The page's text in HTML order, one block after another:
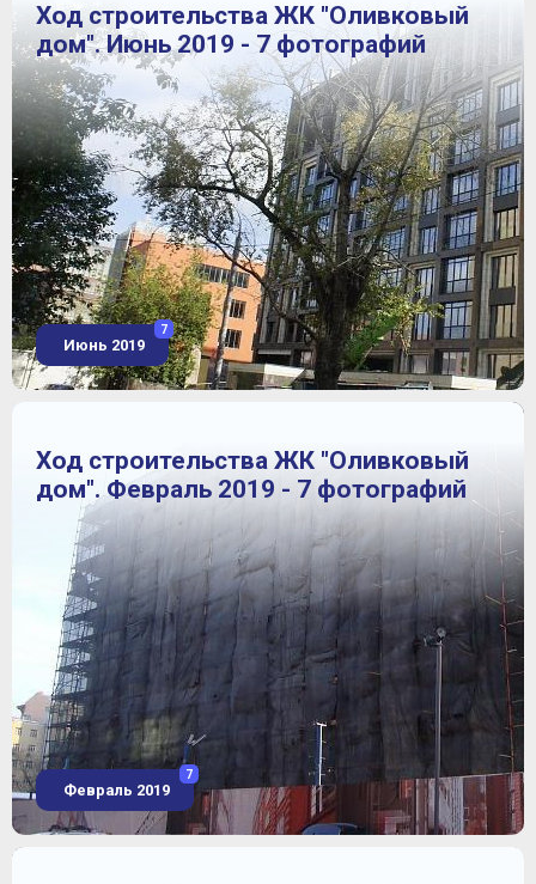
Ход строительства ЖК "Оливковый
дом". Июнь 2019 - 7 фотографий
Июнь 2019
7
Ход строительства ЖК "Оливковый
дом". Февраль 2019 - 7 фотографий
Февраль 2019
7